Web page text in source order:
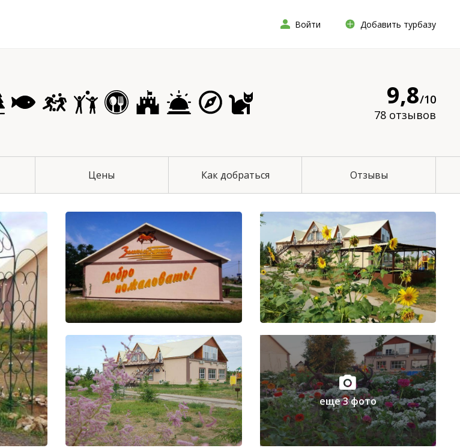
Войти Добавить турбазу
9,8/10
78 отзывов
Цены Как добраться Отзывы
еще 3 фото